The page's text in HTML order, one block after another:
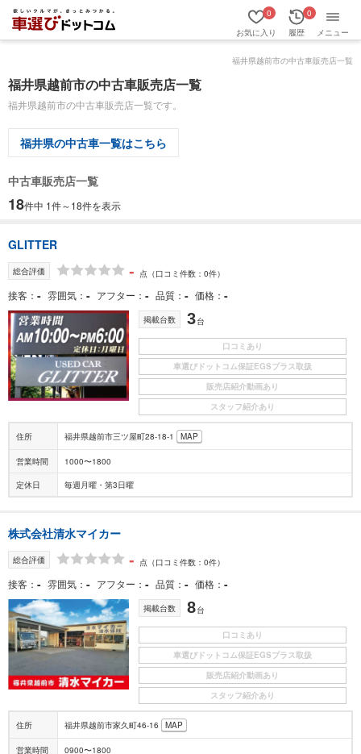
お気に入り
0
履歴
0
メニュー
福井県越前市の中古車販売店一覧
福井県越前市の中古車販売店一覧
福井県越前市の中古車販売店一覧です。
福井県の中古車一覧はこちら
中古車販売店一覧
18件中 1件～18件を表示
GLITTER
総合評価 - 点 （口コミ件数：0件）
接客 - 雰囲気 - アフター - 品質 - 価格 -
掲載台数 3台
口コミあり
車選びドットコム保証EGSプラス取扱
販売店紹介動画あり
スタッフ紹介あり
住所 福井県越前市三ツ屋町28-18-1 MAP
営業時間 1000〜1800
定休日 毎週月曜・第3日曜
株式会社清水マイカー
総合評価 - 点 （口コミ件数：0件）
接客 - 雰囲気 - アフター - 品質 - 価格 -
掲載台数 8台
口コミあり
車選びドットコム保証EGSプラス取扱
販売店紹介動画あり
スタッフ紹介あり
住所 福井県越前市家久町46-16 MAP
営業時間 0900〜1800